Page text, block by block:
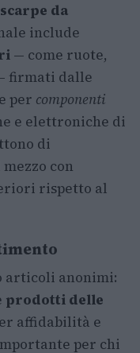
scarpe da
include
— come ruote,
firmati dalle
per componenti
e elettroniche di
di
con
rispetto al
articoli anonimi:
prodotti delle
affidabilità e
per chi